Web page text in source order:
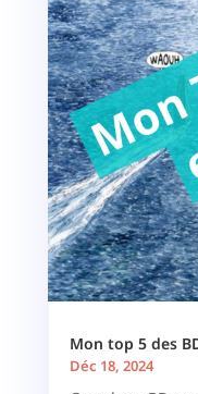
Mon top 5 des
Déc 18, 2024